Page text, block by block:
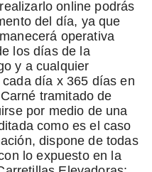
online podrás
del día, ya que
operativa
los días de la
y a cualquier
día x 365 días en
tramitado de
por medio de una
como es el caso
dispone de todas
lo expuesto en la